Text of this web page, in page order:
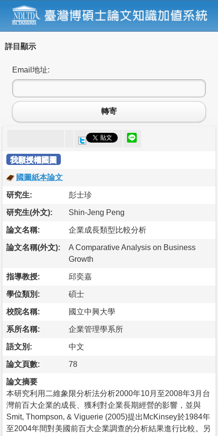
詳目顯示
Email地址:
轉寄
我願授權國圖
國圖紙本論文
研究生: 彭士珍
研究生(外文): Shin-Jeng Peng
論文名稱: 企業成長類型比較分析
論文名稱(外文):
A Comparative Analysis on Business
Growth
指導教授: 邱奕嘉
學位類別: 碩士
校院名稱: 國立中興大學
系所名稱: 企業管理學系所
語文別: 中文
論文頁數: 78
論文摘要
本研究利用二維象限分析法分析2000年10月至2008年3月台
灣前百大企業的成長、獲利對企業長期經營的影響，並與
Smit, Thompson, & Viguerie (2005)提出McKinsey於1984年
至2004年間對美國前百大企業調查的分析結果進行比較。另